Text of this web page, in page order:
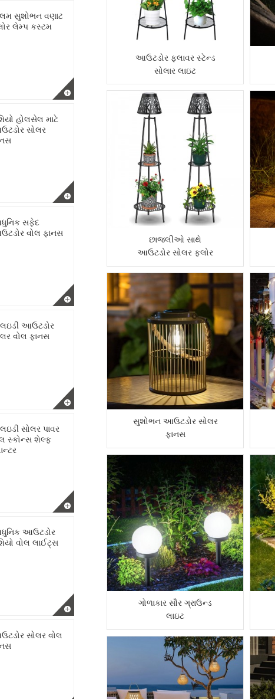
સુશોભન વણાટ
લેમ્પ કસ્ટમ
હોલસેલ માટે
સોલર
સફેદ
વોલ ફાનસ
આઉટડોર
વોલ ફાનસ
સોલર પાવર
સ્કોન્સ શેલ્ફ
આઉટડોર
વોલ લાઈટ્સ
સોલર વોલ
આઉટડોર ફ્લાવર સ્ટેન્ડ
સોલાર લાઇટ
છાજલીઓ સાથે
આઉટડોર સોલર ફ્લોર
લેમ્પ
સુશોભન આઉટડોર સોલર
ફાનસ
ગોળાકાર સૌર ગ્રાઉન્ડ
લાઇટ